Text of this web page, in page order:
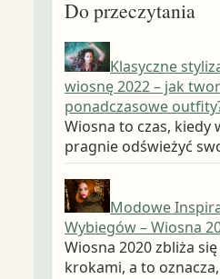
Do przeczytania
Klasyczne
wiosnę 2022 – jak
ponadczasowe
Wiosna to czas, kiedy
pragnie odświeżyć
Modowe
Wybiegów – Wiosna
Wiosna 2020 zbliża
krokami, a to